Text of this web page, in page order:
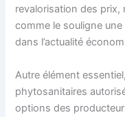
revalorisation des prix,
comme le souligne
dans l’actualité
Autre élément
phytosanitaires
options des